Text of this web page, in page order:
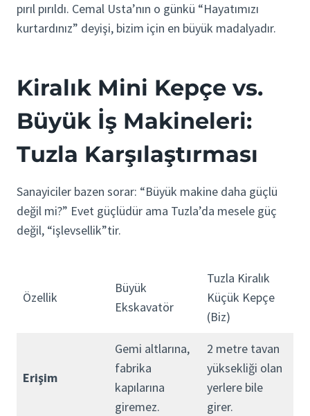
pırıl pırıldı. Cemal Usta’nın o günkü “Hayatımızı
kurtardınız” deyişi, bizim için en büyük madalyadır.
Kiralık Mini Kepçe vs.
Büyük İş Makineleri:
Tuzla Karşılaştırması
Sanayiciler bazen sorar: “Büyük makine daha güçlü
değil mi?” Evet güçlüdür ama Tuzla’da mesele güç
değil, “işlevsellik”tir.
Özellik
Büyük
Ekskavatör
Tuzla Kiralık
Küçük Kepçe
(Biz)
Erişim
Gemi altlarına,
fabrika
kapılarına
giremez.
2 metre tavan
yüksekliği olan
yerlere bile
girer.